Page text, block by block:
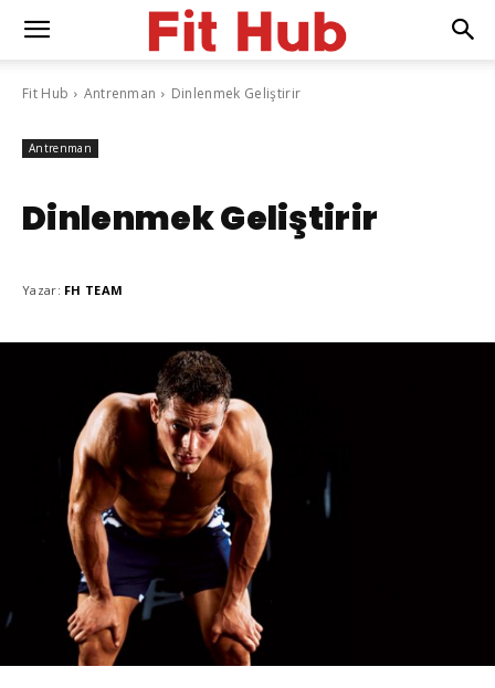
Fit Hub Antrenman Dinlenmek Geliştirir
Antrenman
Dinlenmek Geliştirir
Yazar: FH TEAM